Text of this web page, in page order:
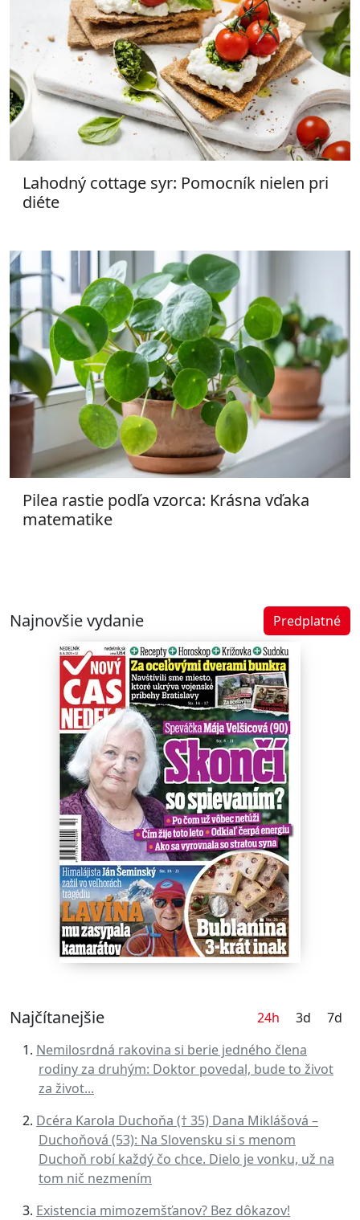
Lahodný cottage syr: Pomocník nielen pri
diéte
Pilea rastie podľa vzorca: Krásna vďaka
matematike
Najnovšie vydanie Predplatné
Najčítanejšie 24h 3d
7d
Nemilosrdná rakovina si berie jedného člena
rodiny za druhým: Doktor povedal, bude to život
za život...
Dcéra Karola Duchoňa († 35) Dana Miklášová –
Duchoňová (53): Na Slovensku si s menom
Duchoň robí každý čo chce. Dielo je vonku, už na
tom nič nezmením
Existencia mimozemšťanov? Bez dôkazov!